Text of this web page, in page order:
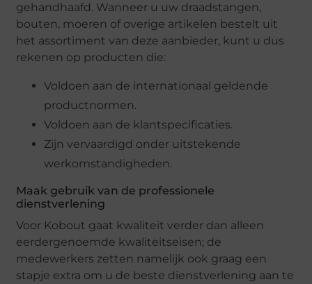
gehandhaafd. Wanneer u uw draadstangen,
bouten, moeren of overige artikelen bestelt uit
het assortiment van deze aanbieder, kunt u dus
rekenen op producten die:
Voldoen aan de internationaal geldende
productnormen.
Voldoen aan de klantspecificaties.
Zijn vervaardigd onder uitstekende
werkomstandigheden.
Maak gebruik van de professionele
dienstverlening
Voor Kobout gaat kwaliteit verder dan alleen
eerdergenoemde kwaliteitseisen; de
medewerkers zetten namelijk ook graag een
stapje extra om u de beste dienstverlening aan te